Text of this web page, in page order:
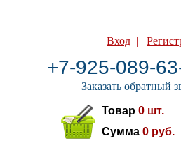
Вход |
+7-925-089-
Заказать обратный
Товар0 шт.
Сумма0 руб.